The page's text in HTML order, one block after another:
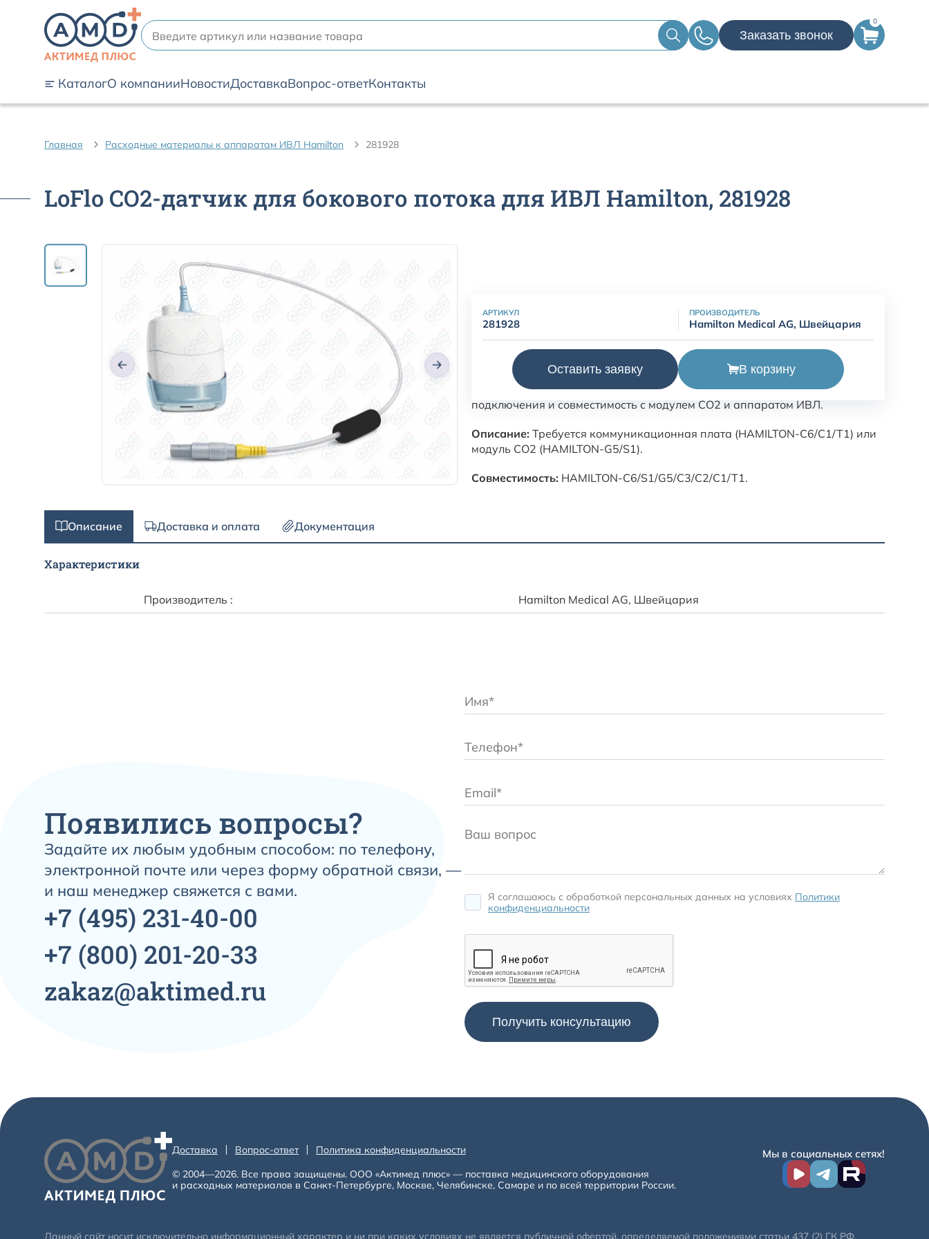
КаталогО компанииНовостиДоставкаВопрос-ответКонтакты
Заказать звонок
0
Главная Расходные материалы к аппаратам ИВЛ Hamilton 281928
LoFlo CO2-датчик для бокового потока для ИВЛ Hamilton, 281928
АРТИКУЛ
281928
ПРОИЗВОДИТЕЛЬ
Hamilton Medical AG, Швейцария
Оставить заявку В корзину
LoFlo CO2-датчик для бокового потока для ИВЛ Hamilton, 281928.
При подборе рекомендуется учитывать тип капнографии, способ
подключения и совместимость с модулем CO2 и аппаратом ИВЛ.
Описание: Требуется коммуникационная плата (HAMILTON-C6/C1/T1) или
модуль CO2 (HAMILTON-G5/S1).
Совместимость: HAMILTON-C6/S1/G5/C3/C2/C1/T1.
Описание Доставка и оплата Документация
Характеристики
Производитель : Hamilton Medical AG, Швейцария
Появились вопросы?
Задайте их любым удобным способом: по телефону,
электронной почте или через форму обратной связи, —
и наш менеджер свяжется с вами.
+7 (495) 231-40-00
+7 (800) 201-20-33
zakaz@aktimed.ru
Я соглашаюсь c обработкой персональных данных на условиях Политики
конфиденциальности
Доставка Вопрос-ответ
Политика конфиденциальности
© 2004—2026. Все права защищены. ООО «Актимед плюс» — поставка медицинского оборудования
и расходных материалов в Санкт-Петербурге, Москве, Челябинске, Самаре и по всей территории России.
Мы в социальных сетях!
Данный сайт носит исключительно информационный характер и ни при каких условиях не является публичной офертой, определяемой положениями статьи 437 (2) ГК РФ.